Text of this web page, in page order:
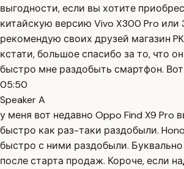
выгодности, если вы хотите
китайскую версию Vivo X300 Pro или
рекомендую своих друзей магазин
кстати, большое спасибо за то, что
быстро мне раздобыть смартфон. Вот
05:50
Speaker A
у меня вот недавно Oppo Find X9
быстро как раз-таки раздобыли.
быстро с ними раздобыли.
после старта продаж. Короче, если